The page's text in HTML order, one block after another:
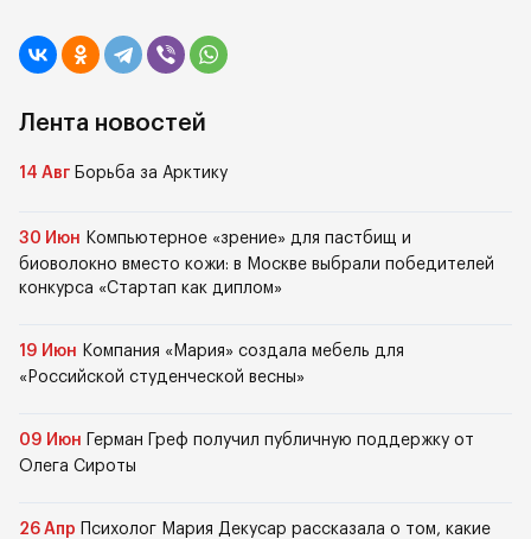
Лента новостей
14 Авг Борьба за Арктику
30 Июн Компьютерное «зрение» для пастбищ и
биоволокно вместо кожи: в Москве выбрали победителей
конкурса «Стартап как диплом»
19 Июн Компания «Мария» создала мебель для
«Российской студенческой весны»
09 Июн
Герман Греф получил публичную поддержку от
Олега Сироты
26 Апр
Психолог Мария Декусар рассказала о том, какие